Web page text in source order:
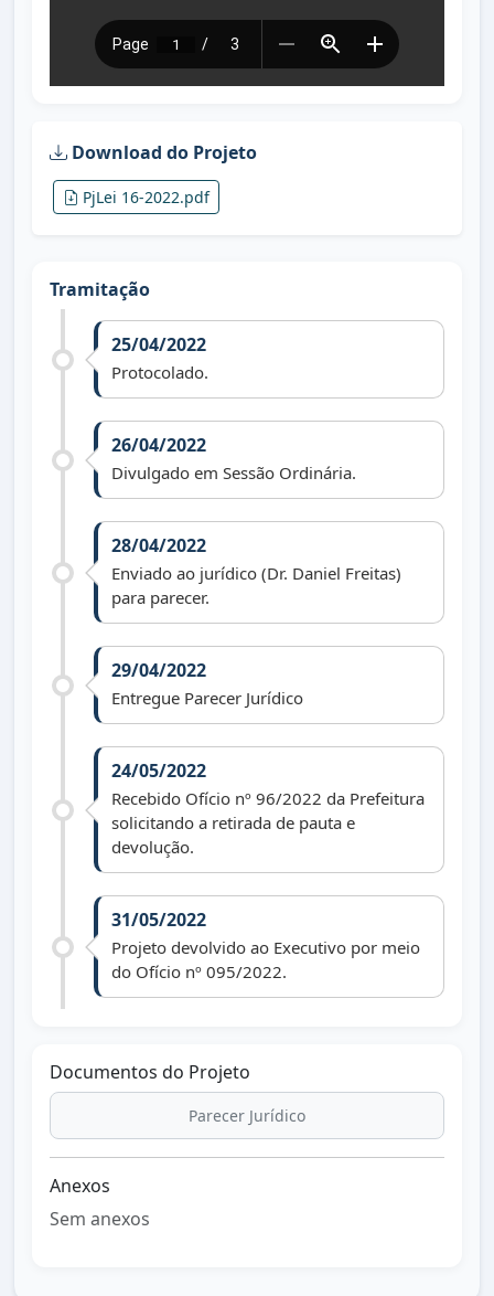
Download do Projeto
PjLei 16-2022.pdf
Tramitação
25/04/2022
Protocolado.
26/04/2022
Divulgado em Sessão Ordinária.
28/04/2022
Enviado ao jurídico (Dr. Daniel Freitas)
para parecer.
29/04/2022
Entregue Parecer Jurídico
24/05/2022
Recebido Ofício nº 96/2022 da Prefeitura
solicitando a retirada de pauta e
devolução.
31/05/2022
Projeto devolvido ao Executivo por meio
do Ofício nº 095/2022.
Documentos do Projeto
Parecer Jurídico
Anexos
Sem anexos